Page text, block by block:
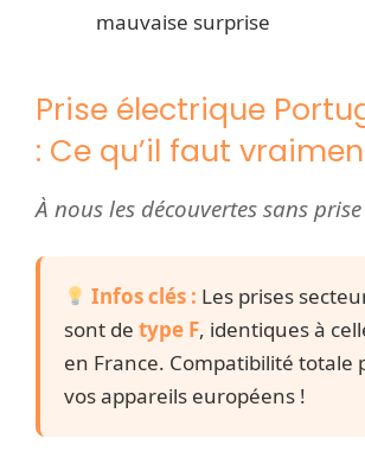
mauvaise surprise
Prise électrique
: Ce qu’il faut
À nous les découvertes sans
Infos clés : Les prises
sont de type F, identiques à
en France. Compatibilité totale
vos appareils européens !